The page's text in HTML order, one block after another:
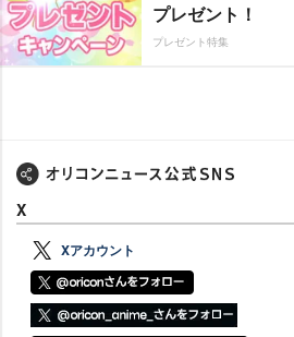
プレゼント！
プレゼント特集
X
Xアカウント